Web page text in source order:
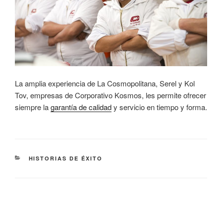
La amplia experiencia de La Cosmopolitana, Serel y Kol
Tov, empresas de Corporativo Kosmos, les permite ofrecer
siempre lagarantía de calidady servicio en tiempo y forma.
CATEGORÍAS
HISTORIAS DE ÉXITO